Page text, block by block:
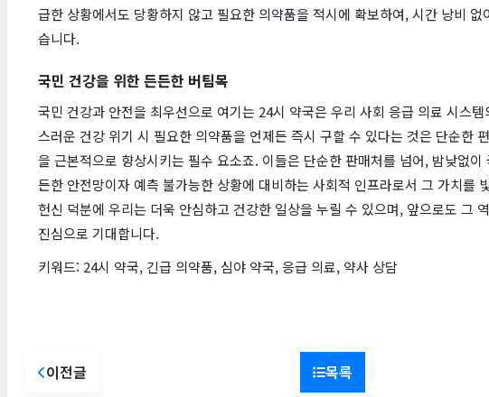
급한 상황에서도 당황하지 않고 필요한 의약품을 적시에 확보하여, 시간 낭비 없
습니다.
국민 건강을 위한 든든한 버팀목
국민 건강과 안전을 최우선으로 여기는 24시 약국은 우리 사회 응급 의료 시스
스러운 건강 위기 시 필요한 의약품을 언제든 즉시 구할 수 있다는 것은 단순한
을 근본적으로 향상시키는 필수 요소죠. 이들은 단순한 판매처를 넘어, 밤낮없이
든한 안전망이자 예측 불가능한 상황에 대비하는 사회적 인프라로서 그 가치를
헌신 덕분에 우리는 더욱 안심하고 건강한 일상을 누릴 수 있으며, 앞으로도 그
진심으로 기대합니다.
키워드: 24시 약국, 긴급 의약품, 심야 약국, 응급 의료, 약사 상담
이전글 목록